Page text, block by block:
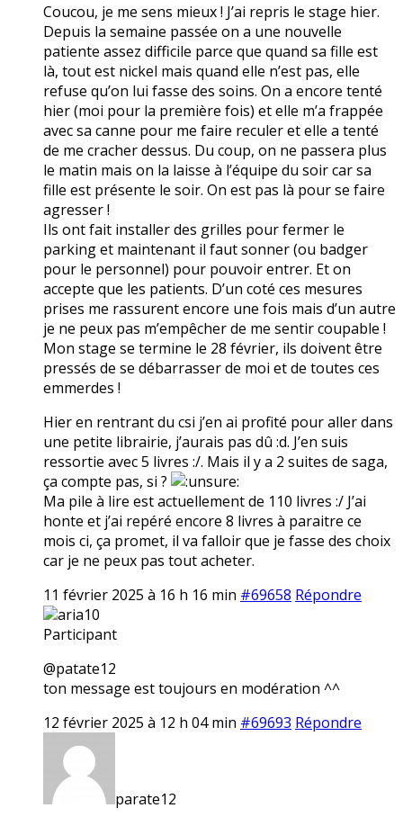
Coucou, je me sens mieux ! J’ai repris le stage hier.
Depuis la semaine passée on a une nouvelle
patiente assez difficile parce que quand sa fille est
là, tout est nickel mais quand elle n’est pas, elle
refuse qu’on lui fasse des soins. On a encore tenté
hier (moi pour la première fois) et elle m’a frappée
avec sa canne pour me faire reculer et elle a tenté
de me cracher dessus. Du coup, on ne passera plus
le matin mais on la laisse à l’équipe du soir car sa
fille est présente le soir. On est pas là pour se faire
agresser !
Ils ont fait installer des grilles pour fermer le
parking et maintenant il faut sonner (ou badger
pour le personnel) pour pouvoir entrer. Et on
accepte que les patients. D’un coté ces mesures
prises me rassurent encore une fois mais d’un autre
je ne peux pas m’empêcher de me sentir coupable !
Mon stage se termine le 28 février, ils doivent être
pressés de se débarrasser de moi et de toutes ces
emmerdes !
Hier en rentrant du csi j’en ai profité pour aller dans
une petite librairie, j’aurais pas dû :d. J’en suis
ressortie avec 5 livres :/. Mais il y a 2 suites de saga,
ça compte pas, si ?
Ma pile à lire est actuellement de 110 livres :/ J’ai
honte et j’ai repéré encore 8 livres à paraitre ce
mois ci, ça promet, il va falloir que je fasse des choix
car je ne peux pas tout acheter.
11 février 2025 à 16 h 16 min #69658 Répondre
aria10
Participant
@patate12
ton message est toujours en modération ^^
12 février 2025 à 12 h 04 min #69693 Répondre
parate12